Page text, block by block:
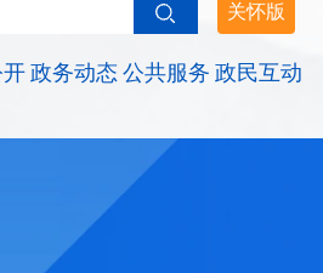
关怀版
政务动态 公共服务 政民互动